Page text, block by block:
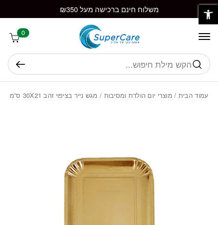
Skip to Content משלוח חינם ברכישה מעל ₪350
0
חיפוש
עמוד הבית / מוצרי יום הולדת ומסיבות / מגש נייר בציפוי זהב 30X21 ס”מ
בחזרה למעלה
פתח סרגל נגישות